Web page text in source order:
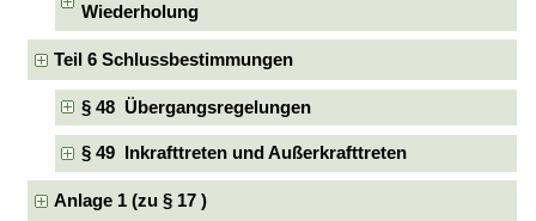
Wiederholung
Teil 6 Schlussbestimmungen
§ 48 Übergangsregelungen
§ 49 Inkrafttreten und Außerkrafttreten
Anlage 1 (zu § 17 )